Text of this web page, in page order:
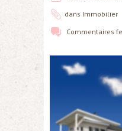
dans Immobilier
Commentaires